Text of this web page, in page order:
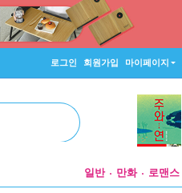
로그인 회원가입 마이페이지
일반 만화 로맨스